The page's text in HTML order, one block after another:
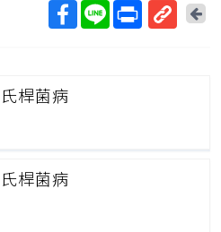
回
桿菌病
桿菌病